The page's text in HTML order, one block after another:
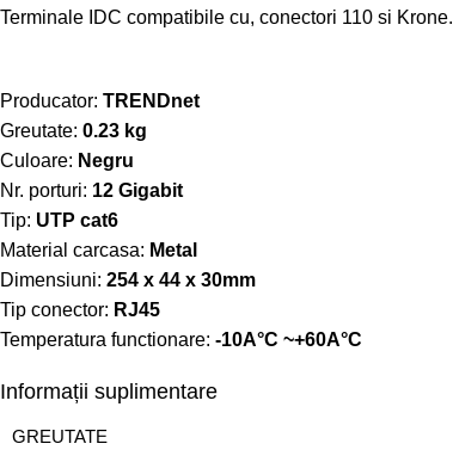
Terminale IDC compatibile cu, conectori 110 si Krone.
Producator: TRENDnet
Greutate: 0.23 kg
Culoare: Negru
Nr. porturi: 12 Gigabit
Tip: UTP cat6
Material carcasa: Metal
Dimensiuni: 254 x 44 x 30mm
Tip conector: RJ45
Temperatura functionare: -10A°C ~+60A°C
Informații suplimentare
GREUTATE